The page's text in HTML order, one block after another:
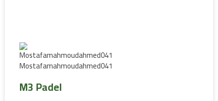
M3 Padel